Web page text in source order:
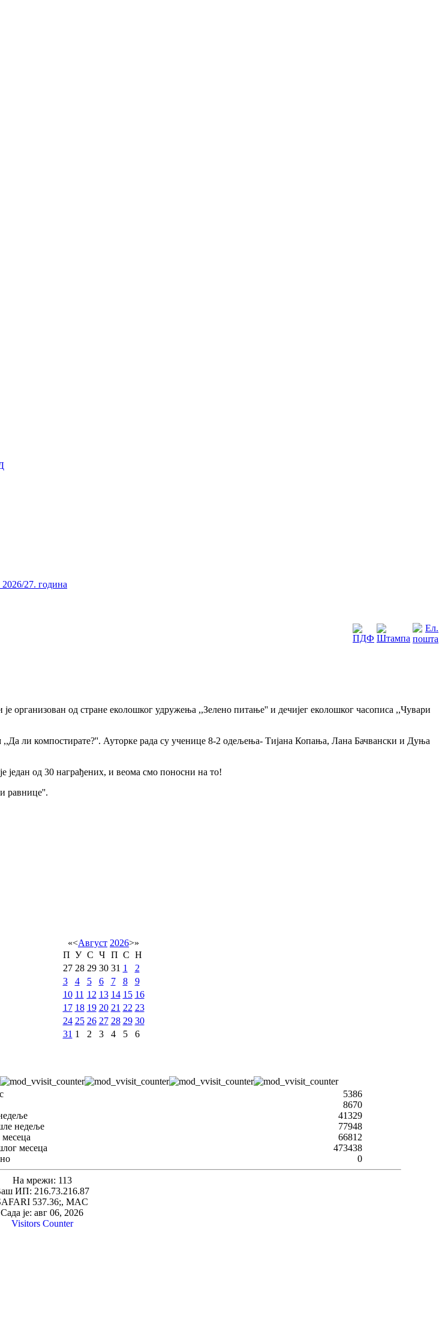
27. година
организован од стране еколошког удружења ,,Зелено питање'' и дечијег еколошког часописа ,,Чувари
ли компостирате?''. Ауторке рада су ученице 8-2 одељења- Тијана Копања, Лана Бачвански и Дуња
један од 30 награђених, и веома смо поносни на то!
равнице''.
«<Август 2026>»
П У С Ч П С Н
27 28 29 30 31 1
2
3
4 5 6 7 8
9
10 11 12 13 14 15 16
17 18 19 20 21 22 23
24 25 26 27 28 29 30
31 1 2 3 4 5 6
5386
8670
41329
недеље
77948
66812
месеца
473438
0
На мрежи: 113
ИП: 216.73.216.87
537.36;, MAC
Сада је: авг 06, 2026
Visitors Counter